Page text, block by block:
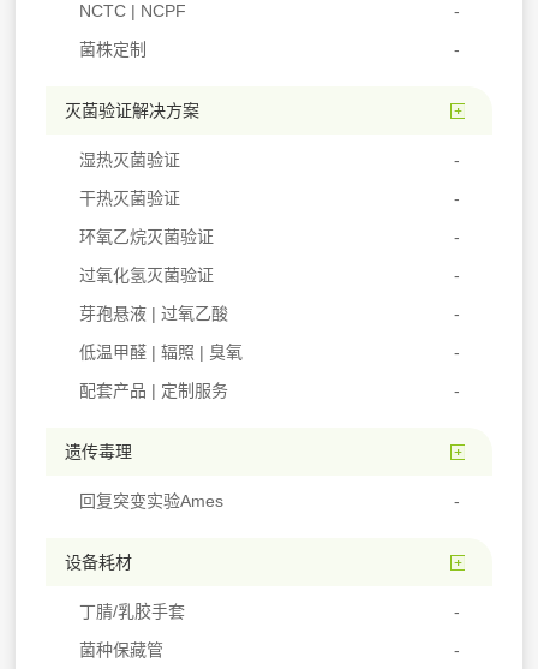
NCTC | NCPF
菌株定制
灭菌验证解决方案
湿热灭菌验证
干热灭菌验证
环氧乙烷灭菌验证
过氧化氢灭菌验证
芽孢悬液 | 过氧乙酸
低温甲醛 | 辐照 | 臭氧
配套产品 | 定制服务
遗传毒理
回复突变实验Ames
设备耗材
丁腈/乳胶手套
菌种保藏管